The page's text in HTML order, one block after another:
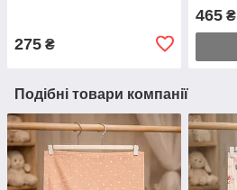
275 ₴
465₴
Подібні товари компанії